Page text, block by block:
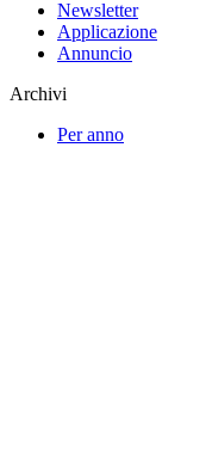
Newsletter
Applicazione
Annuncio
Archivi
Per anno